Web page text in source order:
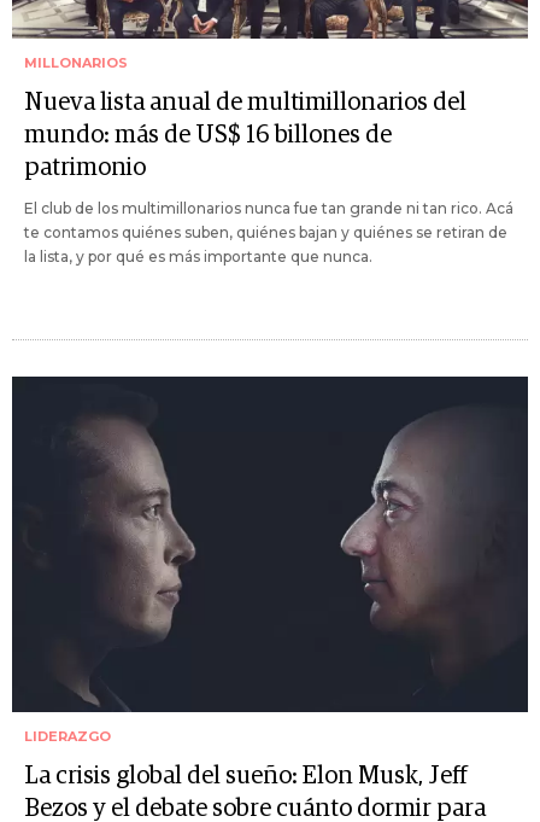
MILLONARIOS
Nueva lista anual de multimillonarios del
mundo: más de US$ 16 billones de
patrimonio
El club de los multimillonarios nunca fue tan grande ni tan rico. Acá
te contamos quiénes suben, quiénes bajan y quiénes se retiran de
la lista, y por qué es más importante que nunca.
LIDERAZGO
La crisis global del sueño: Elon Musk, Jeff
Bezos y el debate sobre cuánto dormir para